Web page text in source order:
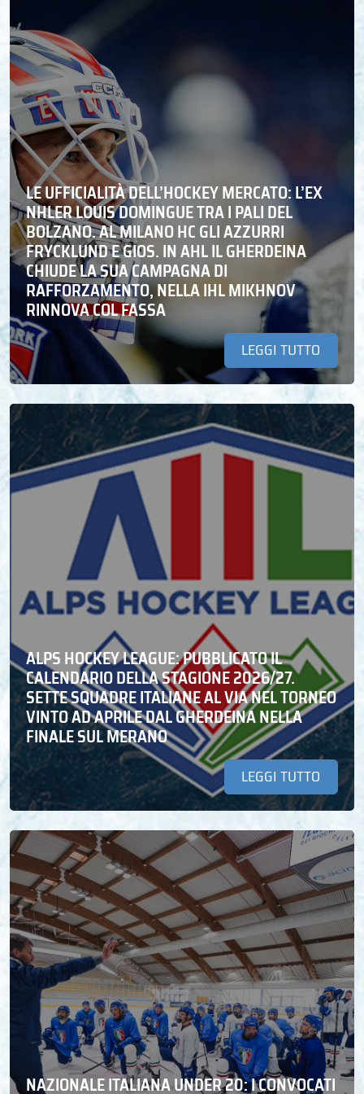
LE UFFICIALITÀ DELL’HOCKEY MERCATO: L’EX
NHLER LOUIS DOMINGUE TRA I PALI DEL
BOLZANO. AL MILANO HC GLI AZZURRI
FRYCKLUND E GIOS. IN AHL IL GHERDEINA
CHIUDE LA SUA CAMPAGNA DI
RAFFORZAMENTO, NELLA IHL MIKHNOV
RINNOVA COL FASSA
LEGGI TUTTO
ALPS HOCKEY LEAGUE: PUBBLICATO IL
CALENDARIO DELLA STAGIONE 2026/27.
SETTE SQUADRE ITALIANE AL VIA NEL TORNEO
VINTO AD APRILE DAL GHERDEINA NELLA
FINALE SUL MERANO
LEGGI TUTTO
NAZIONALE ITALIANA UNDER 20: I CONVOCATI